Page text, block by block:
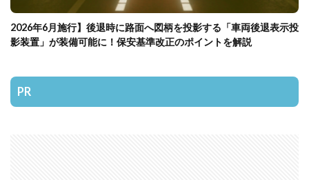
2026年6月施行】後退時に路面へ図柄を投影する「車両後退表示投
影装置」が装備可能に！保安基準改正のポイントを解説
PR